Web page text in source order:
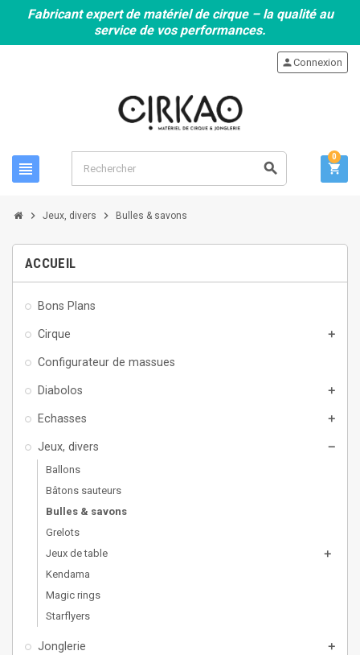
Fabricant expert de matériel de cirque – la qualité au
service de vos performances.
view_headline search
personConnexion
shopping_cart
0
chevron_right Jeux, divers chevron_right Bulles & savons
ACCUEIL
Bons Plans
Cirque add
Configurateur de massues
Diabolos add
Echasses add
Jeux, divers remove
Ballons
Bâtons sauteurs
Bulles & savons
Grelots
Jeux de table
add
Kendama
Magic rings
Starflyers
Jonglerie add